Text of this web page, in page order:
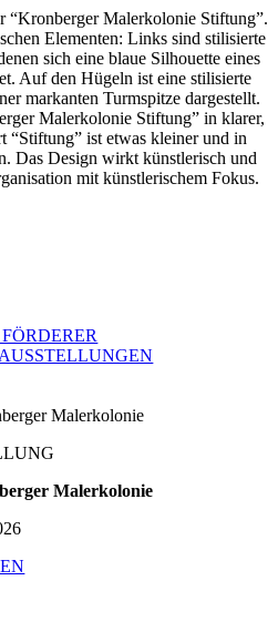
Malerkolonie